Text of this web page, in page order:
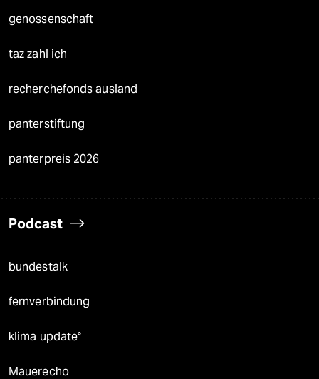
genossenschaft
taz zahl ich
recherchefonds ausland
panterstiftung
panterpreis 2026
Podcast
bundestalk
fernverbindung
klima update°
Mauerecho